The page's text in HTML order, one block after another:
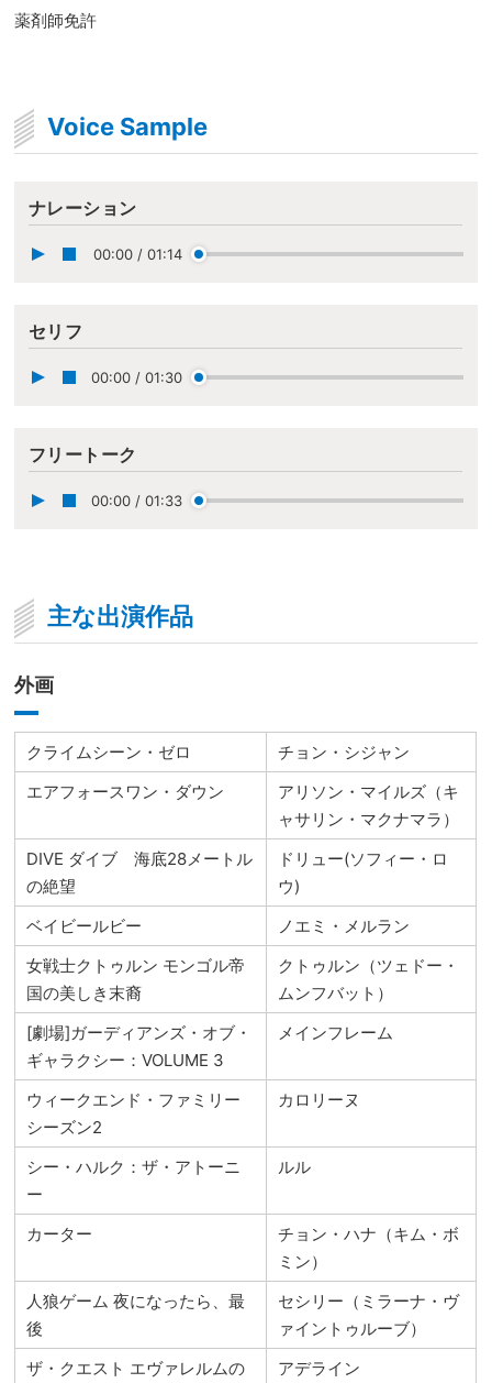
薬剤師免許
Voice Sample
ナレーション
00:00 / 01:14
セリフ
00:00 / 01:30
フリートーク
00:00 / 01:33
主な出演作品
外画
クライムシーン・ゼロ
チョン・シジャン
エアフォースワン・ダウン
アリソン・マイルズ（キ
ャサリン・マクナマラ）
DIVE ダイブ 海底28メートル
の絶望
ドリュー(ソフィー・ロ
ウ)
ベイビールビー
ノエミ・メルラン
女戦士クトゥルン モンゴル帝
国の美しき末裔
クトゥルン（ツェドー・
ムンフバット）
[劇場]ガーディアンズ・オブ・
ギャラクシー：VOLUME 3
メインフレーム
ウィークエンド・ファミリー
シーズン2
カロリーヌ
シー・ハルク：ザ・アトーニ
ー
ルル
カーター
チョン・ハナ（キム・ボ
ミン）
人狼ゲーム 夜になったら、最
後
セシリー（ミラーナ・ヴ
ァイントゥルーブ）
ザ・クエスト エヴァレルムの
アデライン